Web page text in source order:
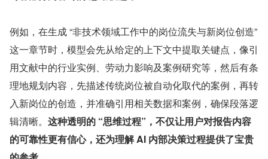
例如，在生成 “非技术领域工作中的岗位流失与新岗位创造”
这一章节时，模型会先从给定的上下文中提取关键点，像引
用文献中的行业实例、劳动力影响及案例研究等，然后有条
理地规划内容，先描述传统岗位被自动化取代的案例，再转
入新岗位的创造，并准确引用相关数据和案例，确保段落逻
辑清晰。 这种透明的 “思维过程”，不仅让用户对报告内容
的可靠性更有信心，还为理解 AI 内部决策过程提供了宝贵